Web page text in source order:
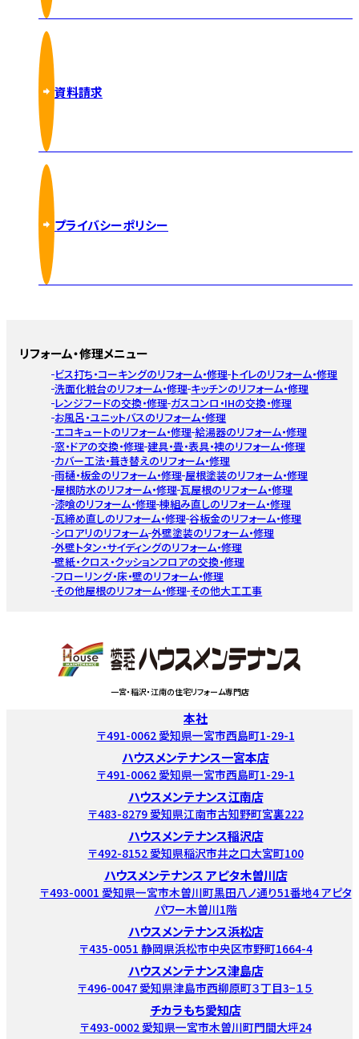
資料請求
プライバシーポリシー
リフォーム・修理メニュー
ビス打ち・コーキングのリフォーム・修理 トイレのリフォーム・修理
洗面化粧台のリフォーム・修理 キッチンのリフォーム・修理
レンジフードの交換・修理 ガスコンロ・IHの交換・修理
お風呂・ユニットバスのリフォーム・修理
エコキュートのリフォーム・修理 給湯器のリフォーム・修理
窓・ドアの交換・修理 建具・畳・表具・襖のリフォーム・修理
カバー工法・葺き替えのリフォーム・修理
雨樋・板金のリフォーム・修理 屋根塗装のリフォーム・修理
屋根防水のリフォーム・修理 瓦屋根のリフォーム・修理
漆喰のリフォーム・修理 棟組み直しのリフォーム・修理
瓦締め直しのリフォーム・修理 谷板金のリフォーム・修理
シロアリのリフォーム 外壁塗装のリフォーム・修理
外壁トタン・サイディングのリフォーム・修理
壁紙・クロス・クッションフロアの交換・修理
フローリング・床・壁のリフォーム・修理
その他屋根のリフォーム・修理 その他大工工事
一宮・稲沢・江南の住宅リフォーム専門店
本社
〒491-0062 愛知県一宮市西島町1-29-1
ハウスメンテナンス一宮本店
〒491-0062 愛知県一宮市西島町1-29-1
ハウスメンテナンス江南店
〒483-8279 愛知県江南市古知野町宮裏222
ハウスメンテナンス稲沢店
〒492-8152 愛知県稲沢市井之口大宮町100
ハウスメンテナンス アピタ木曽川店
〒493-0001 愛知県一宮市木曽川町黒田八ノ通り51番地4 アピタ
パワー木曽川1階
ハウスメンテナンス浜松店
〒435-0051 静岡県浜松市中央区市野町1664-4
ハウスメンテナンス津島店
〒496-0047 愛知県津島市西柳原町３丁目3−１５
チカラもち愛知店
〒493-0002 愛知県一宮市木曽川町門間大坪24